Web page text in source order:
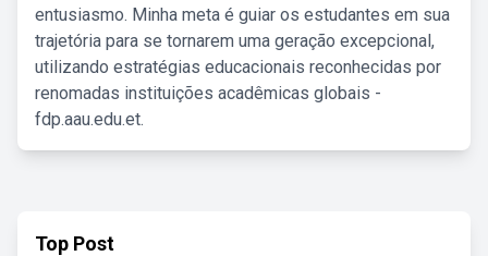
entusiasmo. Minha meta é guiar os estudantes em sua
trajetória para se tornarem uma geração excepcional,
utilizando estratégias educacionais reconhecidas por
renomadas instituições acadêmicas globais -
fdp.aau.edu.et.
Top Post